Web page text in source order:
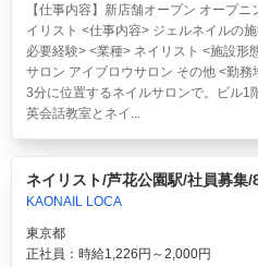
【仕事内容】新店舗オープン オープ
イリスト <仕事内容> ジェルネイルの
必要経験> <業種> ネイリスト <施設形
サロン アイブロウサロン その他 <勤
3分に位置するネイルサロンで。ビル1
英会話教室とネイ...
ネイリスト/芦花公園駅/社員募集/
KAONAIL LOCA
東京都
正社員：時給1,226円～2,000円